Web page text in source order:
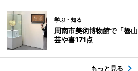
学ぶ・知る
周南市美術博物館で「魯
芸や書171点
もっと見る